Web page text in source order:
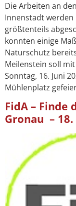
Die Arbeiten an
Innenstadt werden
größtenteils
konnten einige
Naturschutz
Meilenstein soll
Sonntag, 16. Juni
Mühlenplatz
FidA – Finde
Gronau –